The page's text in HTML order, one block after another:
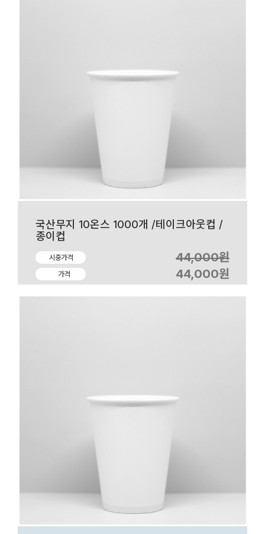
국산무지 10온스 1000개 /테이크아웃컵 /
종이컵
시중가격 44,000원
가격 44,000원